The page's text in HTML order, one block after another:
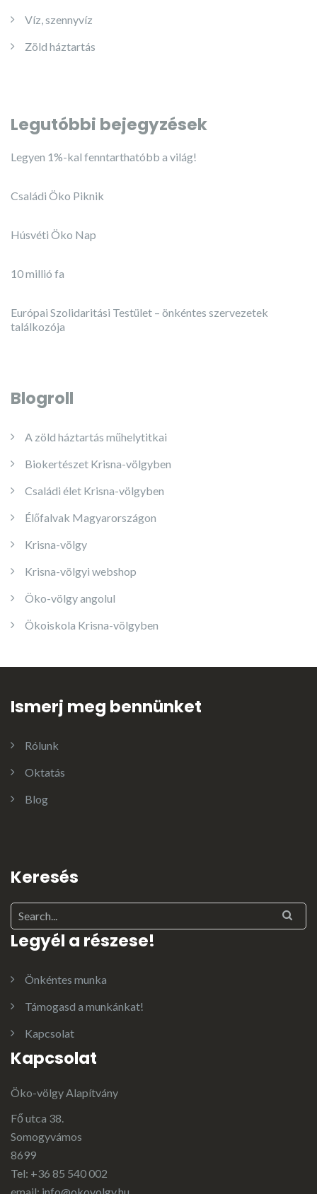
Víz, szennyvíz
Zöld háztartás
Legutóbbi bejegyzések
Legyen 1%-kal fenntarthatóbb a világ!
Családi Öko Piknik
Húsvéti Öko Nap
10 millió fa
Európai Szolidaritási Testület – önkéntes szervezetek
találkozója
Blogroll
A zöld háztartás műhelytitkai
Biokertészet Krisna-völgyben
Családi élet Krisna-völgyben
Élőfalvak Magyarországon
Krisna-völgy
Krisna-völgyi webshop
Öko-völgy angolul
Ökoiskola Krisna-völgyben
Ismerj meg bennünket
Rólunk
Oktatás
Blog
Keresés
Legyél a részese!
Önkéntes munka
Támogasd a munkánkat!
Kapcsolat
Kapcsolat
Öko-völgy Alapítvány
Fő utca 38.
Somogyvámos
8699
Tel: +36 85 540 002